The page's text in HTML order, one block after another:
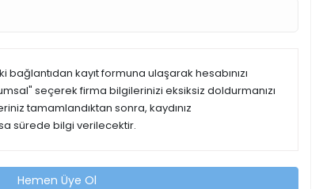
kayıt formuna ulaşarak hesabınızı
seçerek firma bilgilerinizi eksiksiz doldurmanızı
tamamlandıktan sonra, kaydınız
sürede bilgi verilecektir.
Hemen Üye Ol